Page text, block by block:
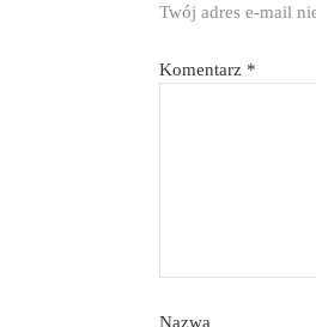
Twój adres e-mail
Komentarz *
Nazwa